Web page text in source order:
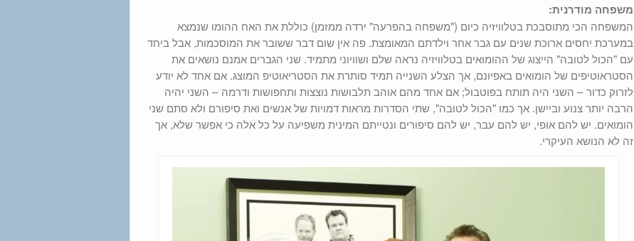
משפחה מודרנית:
המשפחה הכי מתוסבכת בטלוויזיה כיום ("משפחה בהפרעה" ירדה ממזמן) כוללת את האח ההומו שנמצא
במערכת יחסים ארוכת שנים עם גבר אחר וילדתם המאומצת. פה אין שום דבר ששובר את המוסכמות, אבל ביחד
עם "הכול לטובה" הייצוג של ההומואים בטלוויזיה נראה שלם ושוויוני מתמיד. שני הגברים אמנם נושאים את
הסטראוטיפים של הומואים באפיונם, אך הצלע השנייה תמיד סותרת את הסטריאוטיפ המוצג. אם אחד לא יודע
לזרוק כדור – השני היה תותח בפוטבול; אם אחד מהם אוהב תלבושות נוצצות ותחפושות ודרמה – השני יהיה
הרבה יותר צנוע וביישן. אך כמו "הכול לטובה", שתי הסדרות מראות דמויות של אנשים ואת סיפורם ולא סתם שני
הומואים. יש להם אופי, יש להם עבר, יש להם סיפורים ונטייתם המינית משפיעה על כל אלה כי אפשר שלא, אך
זה לא הנושא העיקרי.